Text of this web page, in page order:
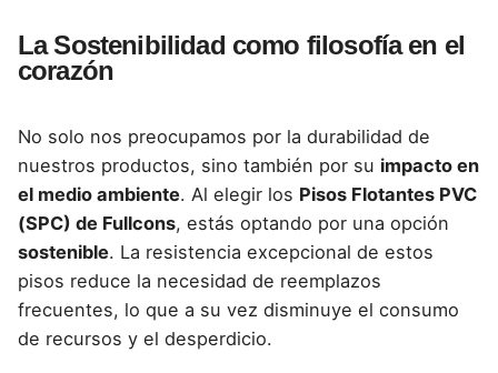
La Sostenibilidad como filosofía en el
corazón
No solo nos preocupamos por la durabilidad de
nuestros productos, sino también por su impacto en
el medio ambiente. Al elegir los Pisos Flotantes PVC
(SPC) de Fullcons, estás optando por una opción
sostenible. La resistencia excepcional de estos
pisos reduce la necesidad de reemplazos
frecuentes, lo que a su vez disminuye el consumo
de recursos y el desperdicio.